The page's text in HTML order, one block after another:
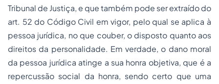
Tribunal de Justiça, e que também pode ser extraído do
art. 52 do Código Civil em vigor, pelo qual se aplica à
pessoa jurídica, no que couber, o disposto quanto aos
direitos da personalidade. Em verdade, o dano moral
da pessoa jurídica atinge a sua honra objetiva, que é a
repercussão social da honra, sendo certo que uma